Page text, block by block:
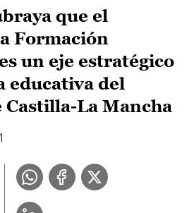
que el
Formación
un eje estratégico
educativa del
Castilla-La Mancha